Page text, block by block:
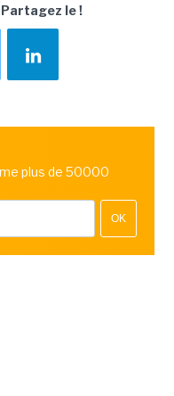
Partagez le !
plus de 50000
OK